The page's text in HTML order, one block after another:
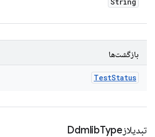
بازگشت‌ها
TestStatus
تبدیلازDdmlibType